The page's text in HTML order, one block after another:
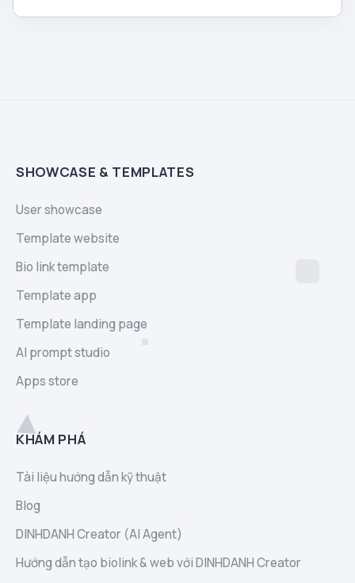
SHOWCASE & TEMPLATES
User showcase
Template website
Bio link template
Template app
Template landing page
AI prompt studio
Apps store
KHÁM PHÁ
Tài liệu hướng dẫn kỹ thuật
Blog
DINHDANH Creator (AI Agent)
Hướng dẫn tạo biolink & web với DINHDANH Creator